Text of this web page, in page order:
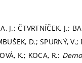
J.; ČTVRTNÍČEK, J.;
D.; SPURNÝ, V.;
K.; KOCA, R.: